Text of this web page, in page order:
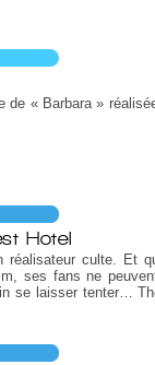
de « Barbara »
Hotel
réalisateur culte. Et
ses fans ne
se laisser tenter…